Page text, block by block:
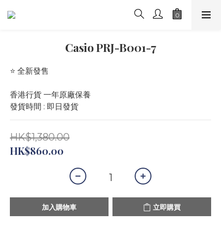
Casio PRJ-B001-7
⭐️ 全新發售
香港行貨 一年原廠保養
發貨時間 : 即日發貨
HK$1,380.00
HK$860.00
加入購物車 立即購買